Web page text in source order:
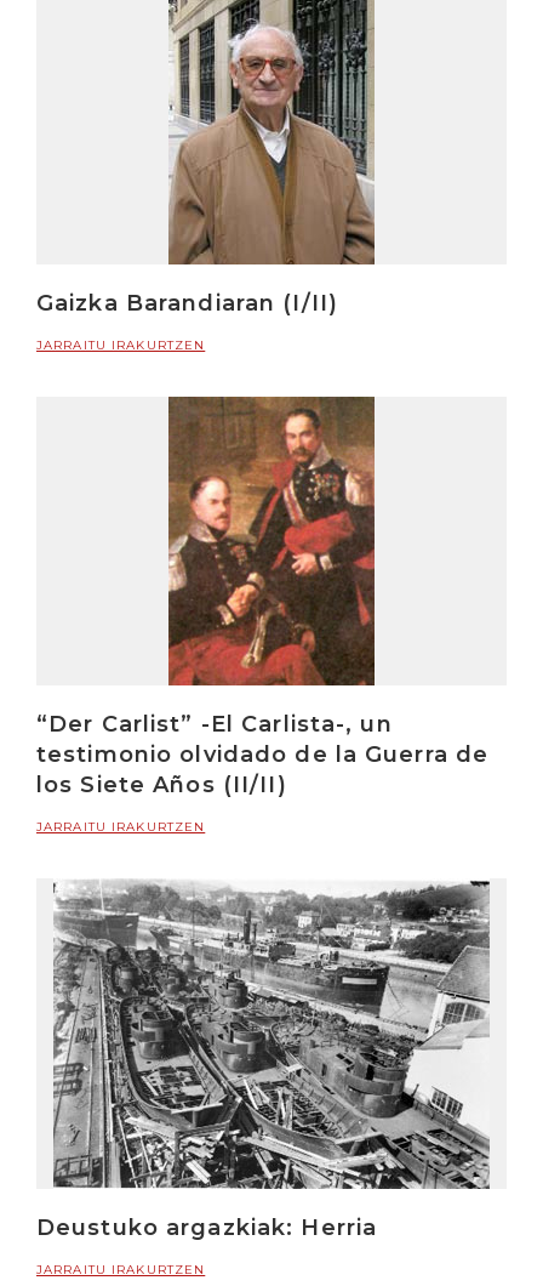
Gaizka Barandiaran (I/II)
JARRAITU IRAKURTZEN
“Der Carlist” -El Carlista-, un
testimonio olvidado de la Guerra de
los Siete Años (II/II)
JARRAITU IRAKURTZEN
Deustuko argazkiak: Herria
JARRAITU IRAKURTZEN